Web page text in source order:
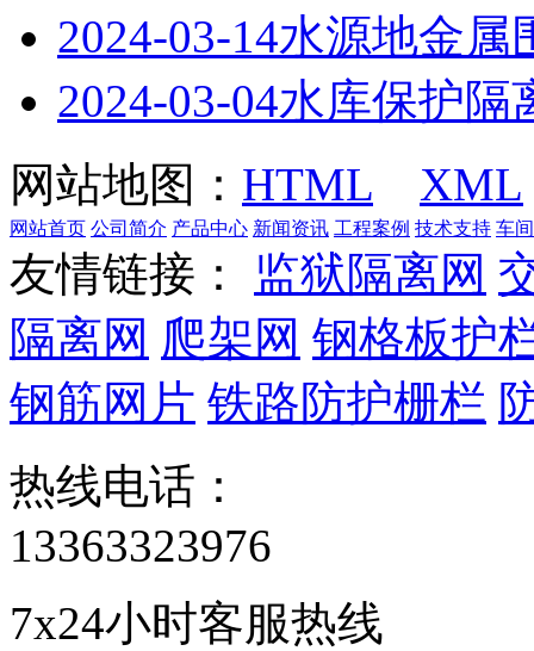
2024-03-14水源地金属
2024-03-04水库保护隔
网站地图： HTML XML
网站首页 公司简介 产品中心 新闻资讯 工程案例 技术支持 车
友情链接： 监狱隔离网
隔离网 爬架网 钢格板护
钢筋网片 铁路防护栅栏
热线电话：
13363323976
7x24小时客服热线